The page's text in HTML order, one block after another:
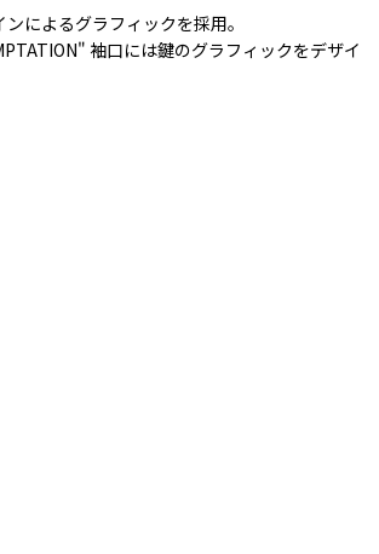
によるグラフィックを採用。
袖口には鍵のグラフィックをデザイ